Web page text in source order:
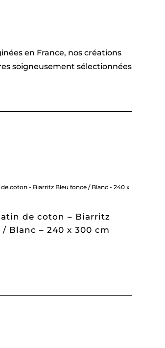
en France, nos créations
soigneusement sélectionnées
de coton – Biarritz
Blanc – 240 x 300 cm